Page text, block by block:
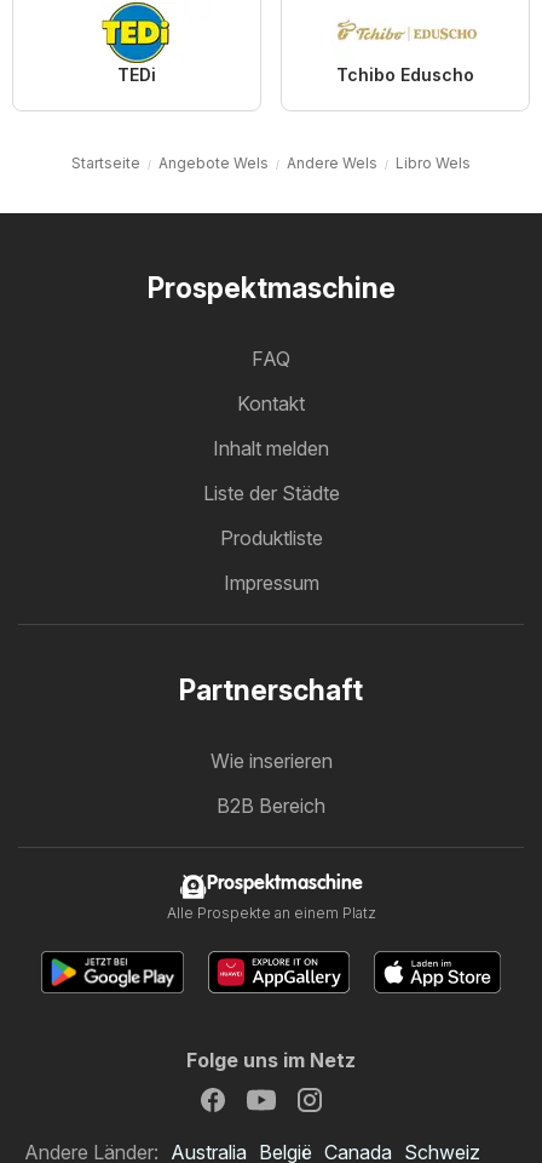
TEDi Tchibo Eduscho
Startseite Angebote Wels Andere Wels Libro Wels
Prospektmaschine
FAQ
Kontakt
Inhalt melden
Liste der Städte
Produktliste
Impressum
Partnerschaft
Wie inserieren
B2B Bereich
Prospektmaschine
Alle Prospekte an einem Platz
Folge uns im Netz
Andere Länder: Australia België Canada Schweiz